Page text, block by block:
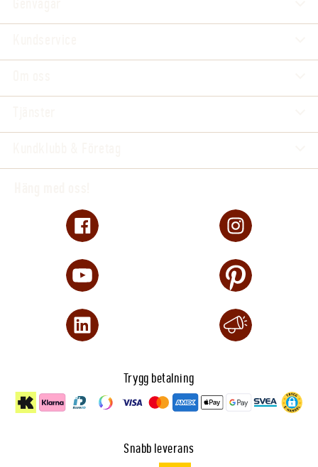
Trygg betalning
Snabb leverans